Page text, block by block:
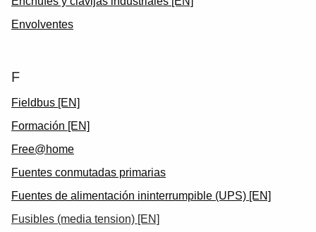
Envolventes
F
Fieldbus [EN]
Formación [EN]
Free@home
Fuentes conmutadas primarias
Fuentes de alimentación ininterrumpible (UPS) [EN]
Fusibles (media tension) [EN]